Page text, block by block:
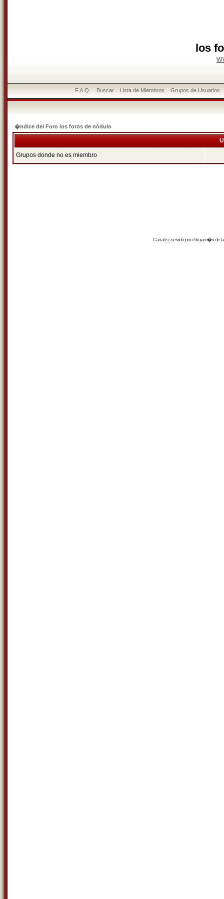
los
F.A.Q. Buscar Lista de Miembros Grupos de Usuarios
�ndice del Foro los foros de nódulo
Grupos donde no es miembro
Canalrssservido por eltrujam�nde